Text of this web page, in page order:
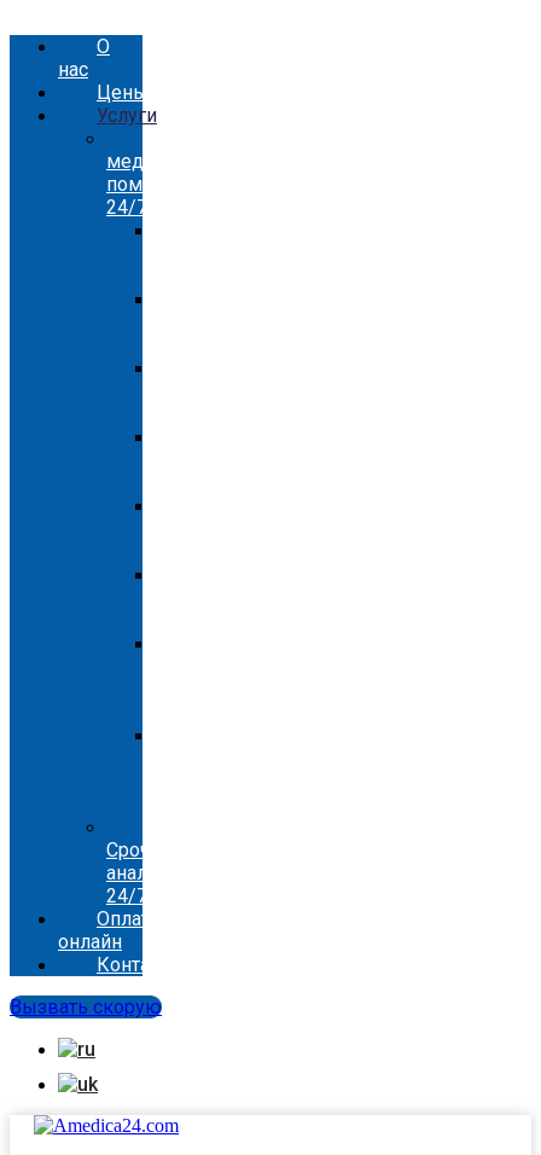
О
нас
Цены
Услуги
медицинская
помощь
24/7
Срочные
анализы
24/7.
Оплата-
онлайн
Контакты
Вызвать скорую